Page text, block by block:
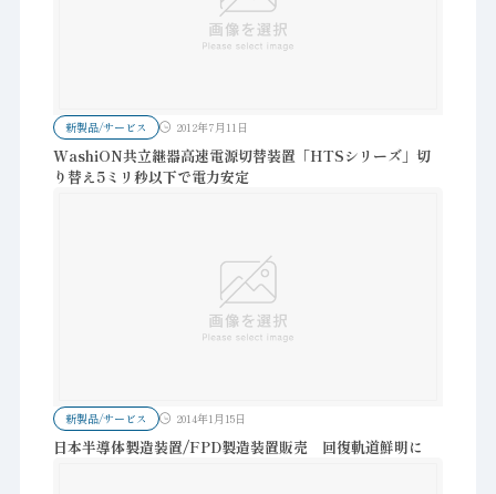
新製品/サービス 2012年7月11日
WashiON共立継器高速電源切替装置「HTSシリーズ」切
り替え5ミリ秒以下で電力安定
新製品/サービス 2014年1月15日
日本半導体製造装置/FPD製造装置販売 回復軌道鮮明に